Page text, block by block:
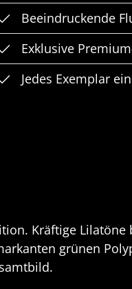
Beeindruckende
Exklusive
Jedes Exemplar
Kräftige
grünen